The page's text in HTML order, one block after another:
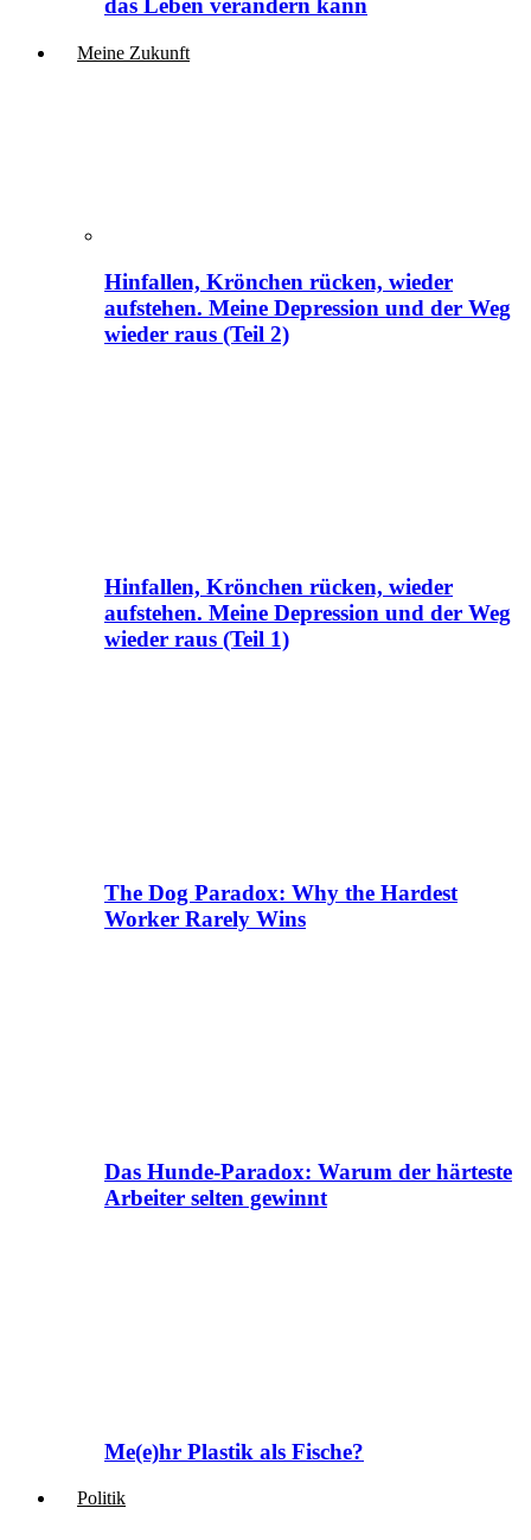
das Leben verändern kann
Meine Zukunft
Hinfallen, Krönchen rücken, wieder
aufstehen. Meine Depression und der Weg
wieder raus (Teil 2)
Hinfallen, Krönchen rücken, wieder
aufstehen. Meine Depression und der Weg
wieder raus (Teil 1)
The Dog Paradox: Why the Hardest
Worker Rarely Wins
Das Hunde-Paradox: Warum der härteste
Arbeiter selten gewinnt
Me(e)hr Plastik als Fische?
Politik